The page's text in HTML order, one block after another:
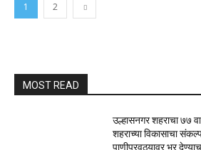
1 2
MOST READ
उल्हासनगर शहराचा ७७
शहराच्या विकासाचा
पाणीपुरवठ्यावर भर